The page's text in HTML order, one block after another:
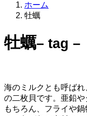
ホーム
牡蠣
牡蠣– tag –
海のミルクとも呼ば
の二枚貝です。亜鉛
もちろん、フライや